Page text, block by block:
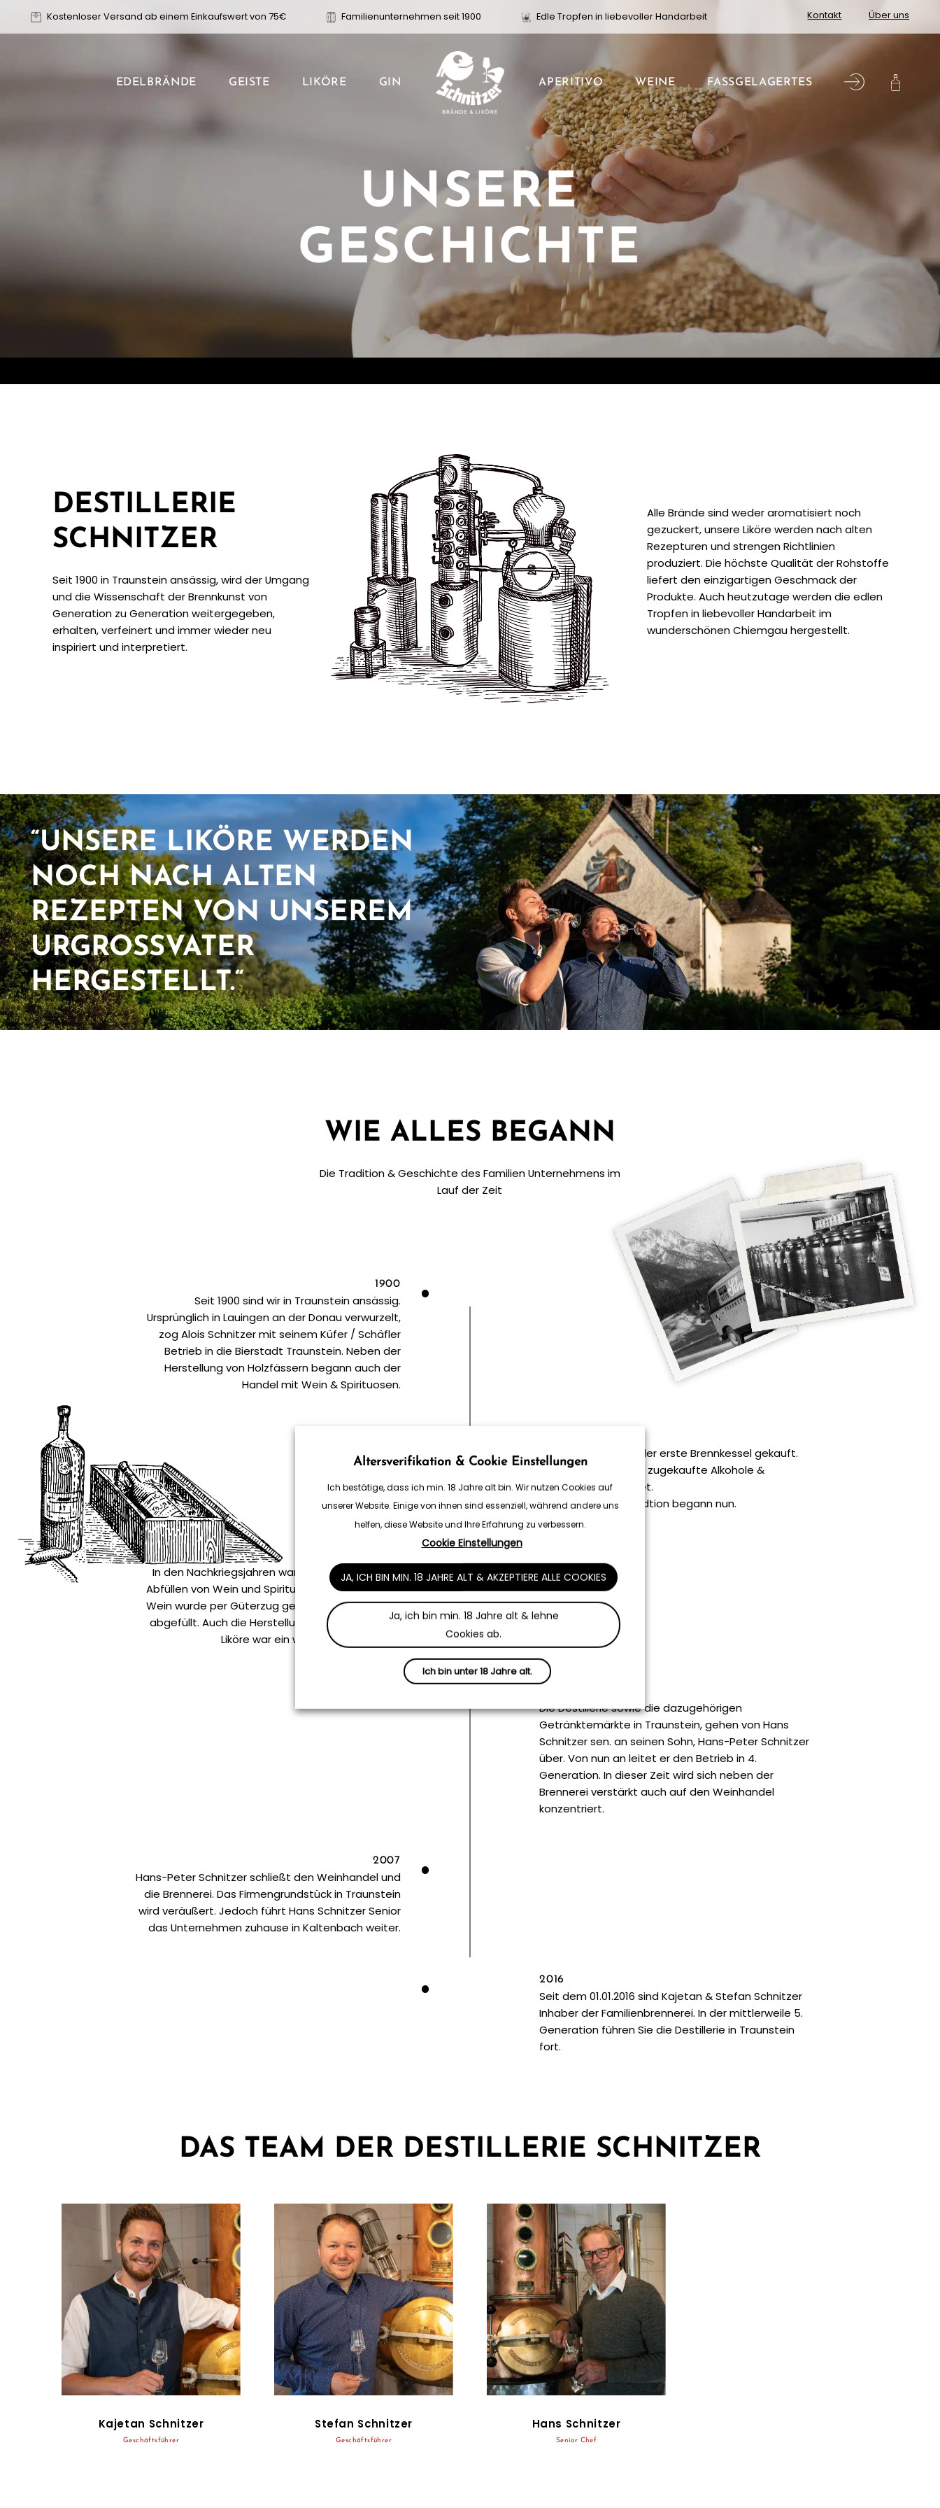
Kostenloser Versand ab einem Einkaufswert von 75€ Familienunternehmen seit 1900 Edle Tropfen in liebevoller Handarbeit Kontakt Über uns
EDELBRÄNDE GEISTE LIKÖRE GIN APERITIVO WEINE FASSGELAGERTES
UNSERE
GESCHICHTE
DESTILLERIE
SCHNITZER
Seit 1900 in Traunstein ansässig, wird der Umgang
und die Wissenschaft der Brennkunst von
Generation zu Generation weitergegeben,
erhalten, verfeinert und immer wieder neu
inspiriert und interpretiert.
Alle Brände sind weder aromatisiert noch
gezuckert, unsere Liköre werden nach alten
Rezepturen und strengen Richtlinien
produziert. Die höchste Qualität der Rohstoffe
liefert den einzigartigen Geschmack der
Produkte. Auch heutzutage werden die edlen
Tropfen in liebevoller Handarbeit im
wunderschönen Chiemgau hergestellt.
“UNSERE LIKÖRE WERDEN
NOCH NACH ALTEN
REZEPTEN VON UNSEREM
URGROSSVATER
HERGESTELLT.“
WIE ALLES BEGANN
Die Tradition & Geschichte des Familien Unternehmens im
Lauf der Zeit
1900
Seit 1900 sind wir in Traunstein ansässig.
Ursprünglich in Lauingen an der Donau verwurzelt,
zog Alois Schnitzer mit seinem Küfer / Schäfler
Betrieb in die Bierstadt Traunstein. Neben der
Herstellung von Holzfässern begann auch der
Handel mit Wein & Spirituosen.
Im Jahr 1926 wurde der erste Brennkessel gekauft.
Bis dahin wurden nur zugekaufte Alkohole &
Destillate verarbeitet.
Die eigene Brenntradtion begann nun.
In den Nachkriegsjahren war der Betrieb auf das
Abfüllen von Wein und Spirituosen ausgelegt. Der
Wein wurde per Güterzug geliefert und von Hand
abgefüllt. Auch die Herstellung der Edelbrände &
Liköre war ein wichtiges Standbein.
Die Destillerie sowie die dazugehörigen
Getränktemärkte in Traunstein, gehen von Hans
Schnitzer sen. an seinen Sohn, Hans-Peter Schnitzer
über. Von nun an leitet er den Betrieb in 4.
Generation. In dieser Zeit wird sich neben der
Brennerei verstärkt auch auf den Weinhandel
konzentriert.
2007
Hans-Peter Schnitzer schließt den Weinhandel und
die Brennerei. Das Firmengrundstück in Traunstein
wird veräußert. Jedoch führt Hans Schnitzer Senior
das Unternehmen zuhause in Kaltenbach weiter.
2016
Seit dem 01.01.2016 sind Kajetan & Stefan Schnitzer
Inhaber der Familienbrennerei. In der mittlerweile 5.
Generation führen Sie die Destillerie in Traunstein
fort.
DAS TEAM DER DESTILLERIE SCHNITZER
Kajetan Schnitzer
Geschäftsführer
Stefan Schnitzer
Geschäftsführer
Hans Schnitzer
Senior Chef
Altersverifikation & Cookie Einstellungen
Ich bestätige, dass ich min. 18 Jahre alt bin. Wir nutzen Cookies auf
unserer Website. Einige von ihnen sind essenziell, während andere uns
helfen, diese Website und Ihre Erfahrung zu verbessern.
Cookie Einstellungen
JA, ICH BIN MIN. 18 JAHRE ALT & AKZEPTIERE ALLE COOKIES
Ja, ich bin min. 18 Jahre alt & lehne
Cookies ab.
Ich bin unter 18 Jahre alt.